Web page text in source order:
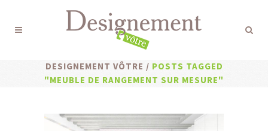
DESIGNEMENT VÔTRE / POSTS TAGGED
"MEUBLE DE RANGEMENT SUR MESURE"